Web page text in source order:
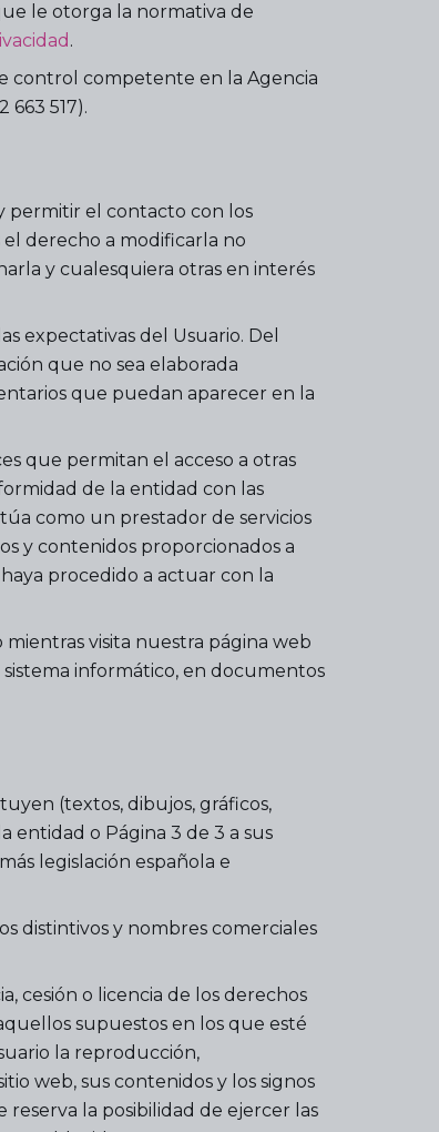
le otorga la normativa de
.
control competente en la Agencia
663 517).
permitir el contacto con los
derecho a modificarla no
y cualesquiera otras en interés
expectativas del Usuario. Del
que no sea elaborada
que puedan aparecer en la
que permitan el acceso a otras
de la entidad con las
como un prestador de servicios
y contenidos proporcionados a
procedido a actuar con la
visita nuestra página web
informático, en documentos
(textos, dibujos, gráficos,
entidad o Página 3 de 3 a sus
legislación española e
distintivos y nombres comerciales
cesión o licencia de los derechos
supuestos en los que esté
la reproducción,
web, sus contenidos y los signos
la posibilidad de ejercer las